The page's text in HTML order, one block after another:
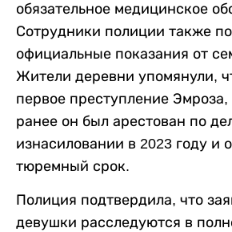
обязательное медицинское
Сотрудники полиции также
официальные показания от
Жители деревни упомянули,
первое преступление Эмроза,
ранее он был арестован по
изнасиловании в 2023 году и
тюремный срок.
Полиция подтвердила, что
девушки расследуются в